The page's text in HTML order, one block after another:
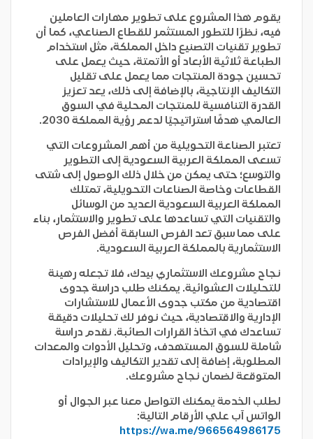
يقوم هذا المشروع على تطوير مهارات العاملين
فيه، نظرًا للتطور المستثمر للقطاع الصناعي، كما أن
تطوير تقنيات التصنيع داخل المملكة، مثل استخدام
الطباعة ثلاثية الأبعاد أو الأتمتة، حيث يعمل على
تحسين جودة المنتجات مما يعمل على تقليل
التكاليف الإنتاجية، بالإضافة إلى ذلك، يعد تعزيز
القدرة التنافسية للمنتجات المحلية في السوق
العالمي هدفًا استراتيجيًا لدعم رؤية المملكة 2030.
تعتبر الصناعة التحويلية من أهم المشروعات التي
تسعى المملكة العربية السعودية إلى التطوير
والتوسع؛ حتى يمكن من خلال ذلك الوصول إلى شتى
القطاعات وخاصة الصناعات التحويلية، تمتلك
المملكة العربية السعودية العديد من الوسائل
والتقنيات التي تساعدها على تطوير والاستثمار، بناء
على مما سبق تعد الفرص السابقة أفضل الفرص
الاستثمارية بالمملكة العربية السعودية.
نجاح مشروعك الاستثماري بيدك، فلا تجعله رهينة
للتحليلات العشوائية. يمكنك طلب دراسة جدوى
اقتصادية من مكتب جدوى الأعمال للاستشارات
الإدارية والاقتصادية، حيث نوفر لك تحليلات دقيقة
تساعدك في اتخاذ القرارات الصائبة. نقدم دراسة
شاملة للسوق المستهدف، وتحليل الأدوات والمعدات
المطلوبة، إضافة إلى تقدير التكاليف والإيرادات
المتوقعة لضمان نجاح مشروعك.
لطلب الخدمة يمكنك التواصل معنا عبر الجوال أو
الواتس آب علي الأرقام التالية:
https://wa.me/966564986175